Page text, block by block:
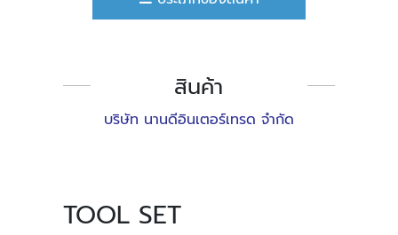
สินค้า
บริษัท นานดีอินเตอร์เทรด จำกัด
TOOL SET